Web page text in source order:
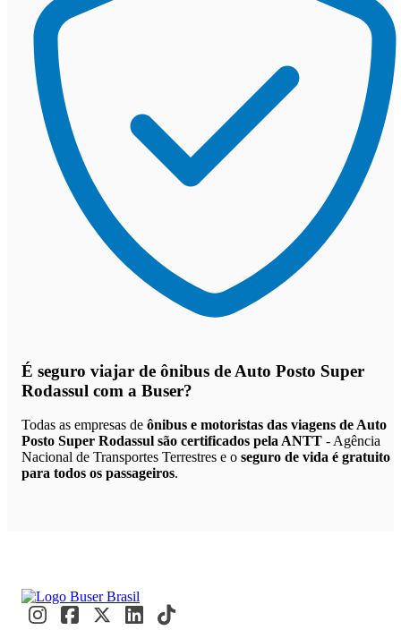
É seguro viajar de ônibus de Auto Posto Super
Rodassul com a Buser?
Todas as empresas de ônibus e motoristas das viagens de Auto
Posto Super Rodassul são certificados pela ANTT - Agência
Nacional de Transportes Terrestres e o seguro de vida é gratuito
para todos os passageiros.